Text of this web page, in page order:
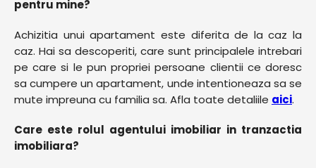
pentru mine?
Achizitia unui apartament este diferita de la caz la
caz. Hai sa descoperiti, care sunt principalele intrebari
pe care si le pun propriei persoane clientii ce doresc
sa cumpere un apartament, unde intentioneaza sa se
mute impreuna cu familia sa. Afla toate detaliile aici.
Care este rolul agentului imobiliar in tranzactia
imobiliara?